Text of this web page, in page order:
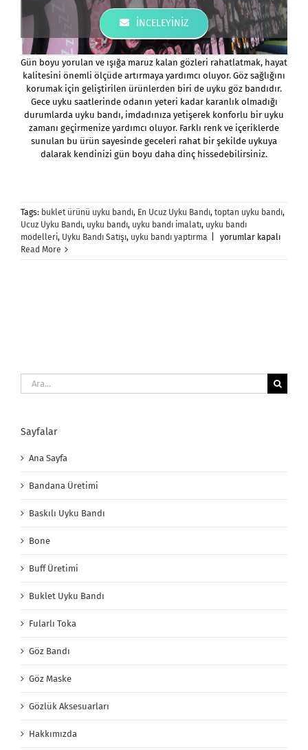
İNCELEYINIZ
Gün boyu yorulan ve ışığa maruz kalan gözleri rahatlatmak, hayat
kalitesini önemli ölçüde artırmaya yardımcı oluyor. Göz sağlığını
korumak için geliştirilen ürünlerden biri de uyku göz bandıdır.
Gece uyku saatlerinde odanın yeteri kadar karanlık olmadığı
durumlarda uyku bandı, imdadınıza yetişerek konforlu bir uyku
zamanı geçirmenize yardımcı oluyor. Farklı renk ve içeriklerde
sunulan bu ürün sayesinde geceleri rahat bir şekilde uykuya
dalarak kendinizi gün boyu daha dinç hissedebilirsiniz.
Tags: buklet ürünü uyku bandı, En Ucuz Uyku Bandı, toptan uyku bandı,
Ucuz Uyku Bandı, uyku bandı, uyku bandı imalatı, uyku bandı
modelleri, Uyku Bandı Satışı, uyku bandı yaptırma
Ana
yorumlar kapalı
Read More
Ara:
Sayfalar
Ana Sayfa
Bandana Üretimi
Baskılı Uyku Bandı
Bone
Buff Üretimi
Buklet Uyku Bandı
Fularlı Toka
Göz Bandı
Göz Maske
Gözlük Aksesuarları
Hakkımızda